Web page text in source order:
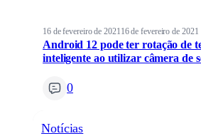
16 de fevereiro de 2021 16 de fevereiro de 2021
Android 12 pode ter rotação de
inteligente ao utilizar câmera de
0
Notícias